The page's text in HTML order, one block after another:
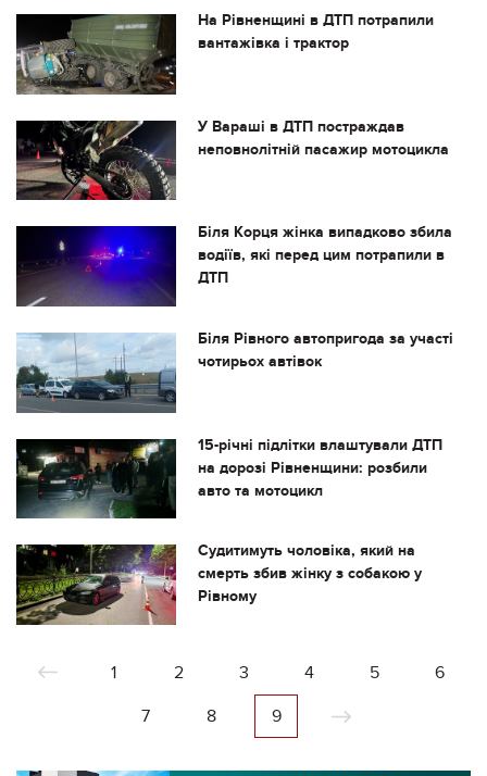
На Рівненщині в ДТП потрапили
вантажівка і трактор
У Вараші в ДТП постраждав
неповнолітній пасажир мотоцикла
Біля Корця жінка випадково збила
водіїв, які перед цим потрапили в
ДТП
Біля Рівного автопригода за участі
чотирьох автівок
15-річні підлітки влаштували ДТП
на дорозі Рівненщини: розбили
авто та мотоцикл
Судитимуть чоловіка, який на
смерть збив жінку з собакою у
Рівному
1 2 3 4 5
6
7
8 9